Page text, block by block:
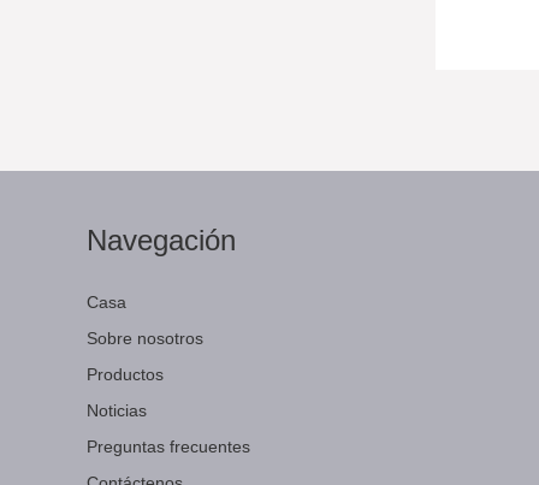
Navegación
Casa
Sobre nosotros
Productos
Noticias
Preguntas frecuentes